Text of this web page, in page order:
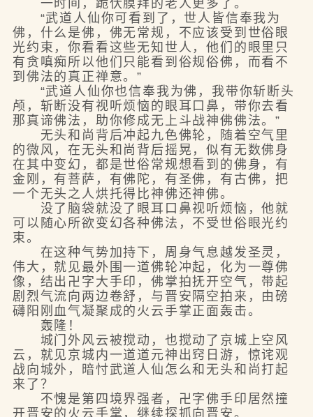
一时间，跪伏膜拜的老人更多了。
“武道人仙你可看到了，世人皆信奉我为
佛，什么是佛，佛无常规，不应该受到世俗眼
光约束，你看看这些无知世人，他们的眼里只
有贪嗔痴所以他们只能看到俗规俗佛，而看不
到佛法的真正禅意。”
“武道人仙你也信奉我为佛，我带你斩断头
颅，斩断没有视听烦恼的眼耳口鼻，带你去看
那真谛佛法，助你修成无上斗战神佛佛法。”
无头和尚背后冲起九色佛轮，随着空气里
的微风，在无头和尚背后摇晃，似有无数佛身
在其中变幻，都是世俗常规想看到的佛身，有
金刚，有菩萨，有佛陀，有圣佛，有古佛，把
一个无头之人烘托得比神佛还神佛。
没了脑袋就没了眼耳口鼻视听烦恼，他就
可以随心所欲变幻各种佛法，不受世俗眼光约
束。
在这种气势加持下，周身气息越发圣灵，
伟大，就见最外围一道佛轮冲起，化为一尊佛
像，结出卍字大手印，佛掌拍抚开空气，带起
剧烈气流向两边卷舒，与晋安隔空拍来，由磅
礴阳刚血气凝聚成的火云手掌正面轰击。
轰隆！
城门外风云被搅动，也搅动了京城上空风
云，就见京城内一道道元神出窍日游，惊诧观
战向城外，暗忖武道人仙怎么和无头和尚打起
来了？
不愧是第四境界强者，卍字佛手印居然撞
开晋安的火云手掌，继续探抓向晋安。